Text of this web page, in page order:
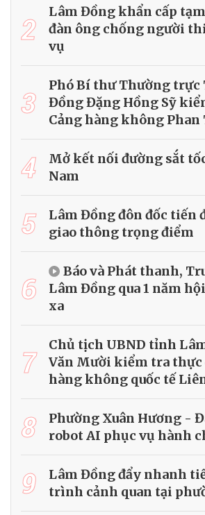
2
Lâm Đồng khẩn cấp
đàn ông chống người
vụ
3
Phó Bí thư Thường trực
Đồng Đặng Hồng Sỹ
Cảng hàng không
4
Mở kết nối đường sắt
Nam
5
Lâm Đồng đôn đốc tiến
giao thông trọng điểm
6
Báo và Phát thanh,
Lâm Đồng qua 1 năm
xa
7
Chủ tịch UBND tỉnh
Văn Mười kiểm tra thực
hàng không quốc tế
8
Phường Xuân Hương -
robot AI phục vụ hành
9
Lâm Đồng đẩy nhanh
trình cảnh quan tại